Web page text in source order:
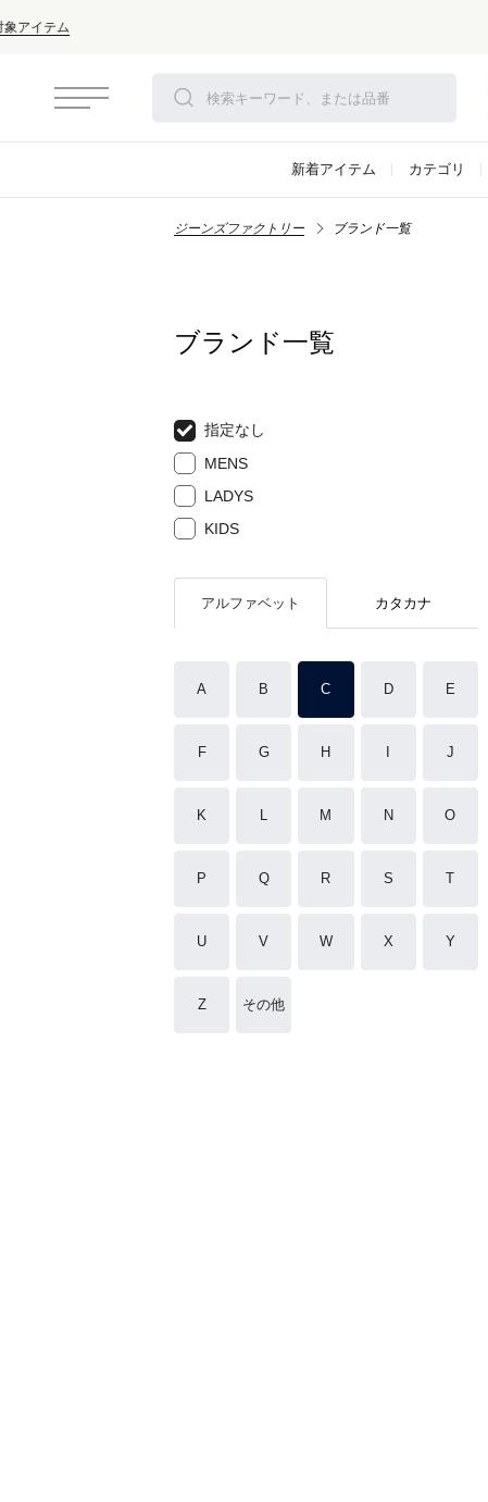
新着アイテム カテゴリ
ジーンズファクトリー ブランド一覧
ブランド一覧
指定なし
MENS
LADYS
KIDS
アルファベット カタカナ
A B C D E
F G H J
K L M N O
P Q R S T
U V W X Y
Z その他